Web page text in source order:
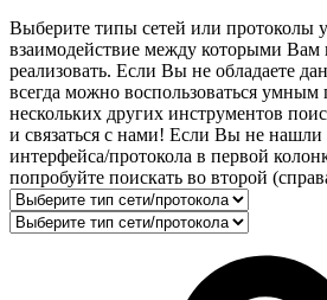
Выберите типы сетей или протоколы
взаимодействие между которыми Вам
реализовать. Если Вы не обладаете
всегда можно воспользоваться
нескольких других инструментов
и связаться с нами! Если Вы не
интерфейса/протокола в первой
попробуйте поискать во второй